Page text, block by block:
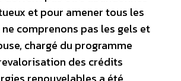
et pour amener tous les
comprenons pas les gels et
chargé du programme
des crédits